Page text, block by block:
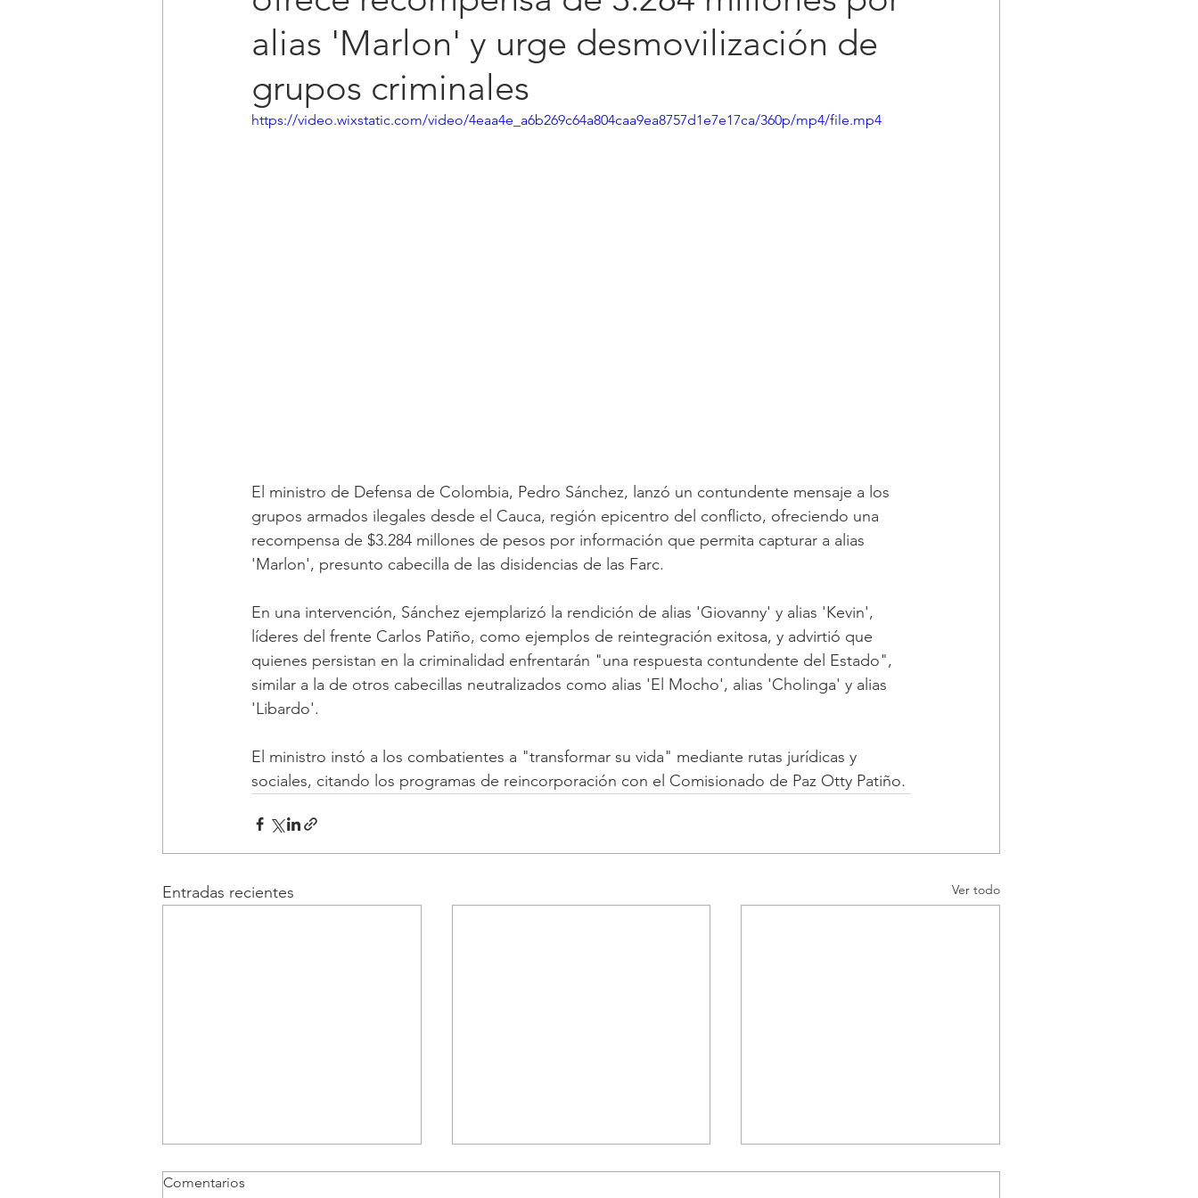
alias 'Marlon' y urge desmovilización de
grupos criminales
https://video.wixstatic.com/video/4eaa4e_a6b269c64a804caa9ea8757d1e7e17ca/360p/mp4/file.mp4
El ministro de Defensa de Colombia, Pedro Sánchez, lanzó un contundente mensaje a los
grupos armados ilegales desde el Cauca, región epicentro del conflicto, ofreciendo una
recompensa de $3.284 millones de pesos por información que permita capturar a alias
'Marlon', presunto cabecilla de las disidencias de las Farc.
En una intervención, Sánchez ejemplarizó la rendición de alias 'Giovanny' y alias 'Kevin',
líderes del frente Carlos Patiño, como ejemplos de reintegración exitosa, y advirtió que
quienes persistan en la criminalidad enfrentarán "una respuesta contundente del Estado",
similar a la de otros cabecillas neutralizados como alias 'El Mocho', alias 'Cholinga' y alias
'Libardo'.
El ministro instó a los combatientes a "transformar su vida" mediante rutas jurídicas y
sociales, citando los programas de reincorporación con el Comisionado de Paz Otty Patiño.
Entradas recientes Ver todo
Comentarios